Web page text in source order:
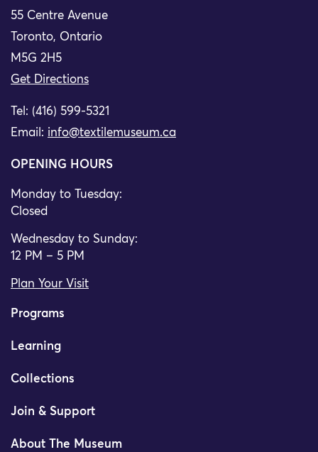
55 Centre Avenue
Toronto, Ontario
M5G 2H5
Get Directions
Tel: (416) 599-5321
Email: info@textilemuseum.ca
OPENING HOURS
Monday to Tuesday:
Closed
Wednesday to Sunday:
12 PM – 5 PM
Plan Your Visit
Programs
Learning
Collections
Join & Support
About The Museum